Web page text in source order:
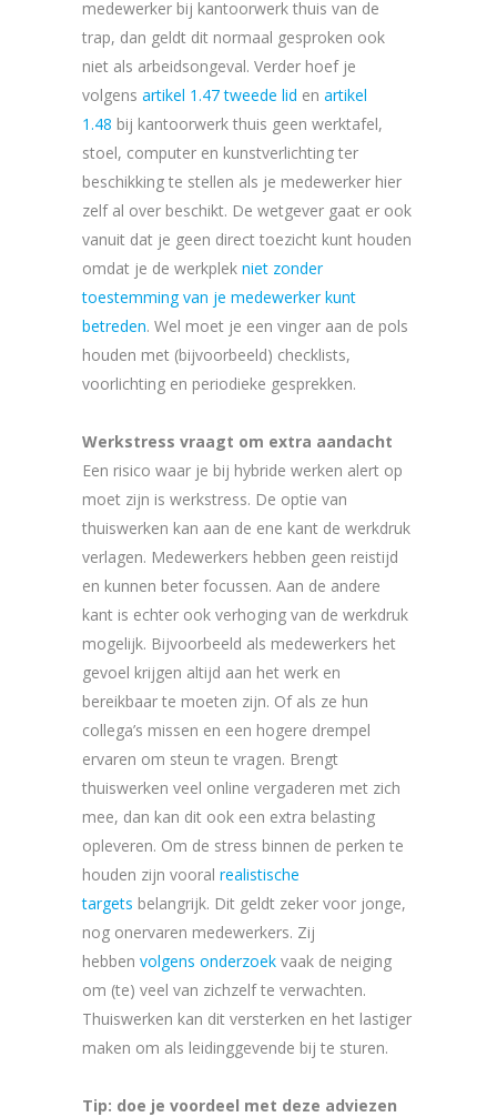
medewerker bij kantoorwerk thuis van de
trap, dan geldt dit normaal gesproken ook
niet als arbeidsongeval. Verder hoef je
volgens artikel 1.47 tweede lid en artikel
1.48 bij kantoorwerk thuis geen werktafel,
stoel, computer en kunstverlichting ter
beschikking te stellen als je medewerker hier
zelf al over beschikt. De wetgever gaat er ook
vanuit dat je geen direct toezicht kunt houden
omdat je de werkplek niet zonder
toestemming van je medewerker kunt
betreden. Wel moet je een vinger aan de pols
houden met (bijvoorbeeld) checklists,
voorlichting en periodieke gesprekken.
Werkstress vraagt om extra aandacht
Een risico waar je bij hybride werken alert op
moet zijn is werkstress. De optie van
thuiswerken kan aan de ene kant de werkdruk
verlagen. Medewerkers hebben geen reistijd
en kunnen beter focussen. Aan de andere
kant is echter ook verhoging van de werkdruk
mogelijk. Bijvoorbeeld als medewerkers het
gevoel krijgen altijd aan het werk en
bereikbaar te moeten zijn. Of als ze hun
collega’s missen en een hogere drempel
ervaren om steun te vragen. Brengt
thuiswerken veel online vergaderen met zich
mee, dan kan dit ook een extra belasting
opleveren. Om de stress binnen de perken te
houden zijn vooral realistische
targets belangrijk. Dit geldt zeker voor jonge,
nog onervaren medewerkers. Zij
hebben volgens onderzoek vaak de neiging
om (te) veel van zichzelf te verwachten.
Thuiswerken kan dit versterken en het lastiger
maken om als leidinggevende bij te sturen.
Tip: doe je voordeel met deze adviezen